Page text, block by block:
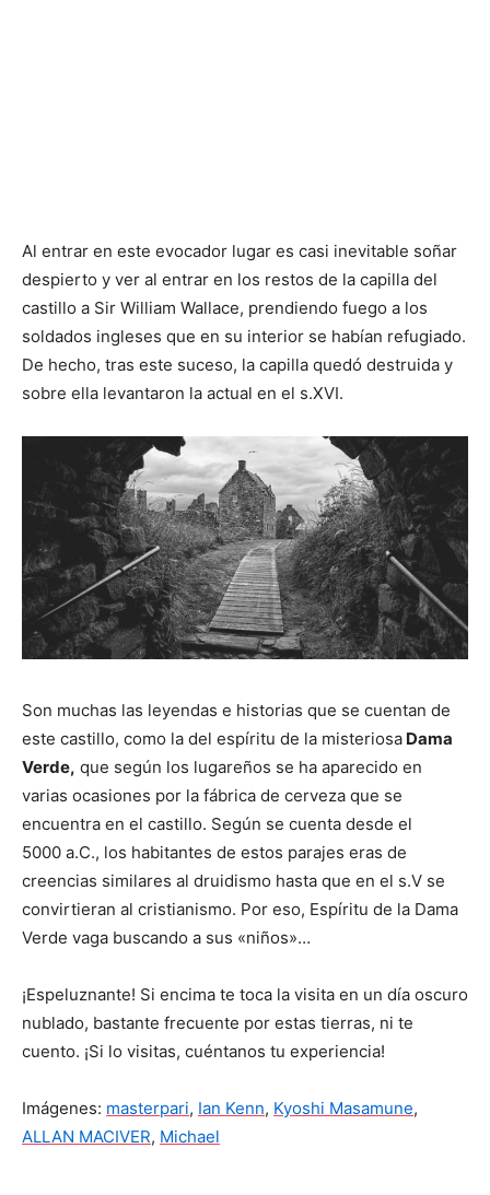
Al entrar en este evocador lugar es casi inevitable soñar
despierto y ver al entrar en los restos de la capilla del
castillo a Sir William Wallace, prendiendo fuego a los
soldados ingleses que en su interior se habían refugiado.
De hecho, tras este suceso, la capilla quedó destruida y
sobre ella levantaron la actual en el s.XVI.
Son muchas las leyendas e historias que se cuentan de
este castillo, como la del espíritu de la misteriosa Dama
Verde, que según los lugareños se ha aparecido en
varias ocasiones por la fábrica de cerveza que se
encuentra en el castillo. Según se cuenta desde el
5000 a.C., los habitantes de estos parajes eras de
creencias similares al druidismo hasta que en el s.V se
convirtieran al cristianismo. Por eso, Espíritu de la Dama
Verde vaga buscando a sus «niños»…
¡Espeluznante! Si encima te toca la visita en un día oscuro
nublado, bastante frecuente por estas tierras, ni te
cuento. ¡Si lo visitas, cuéntanos tu experiencia!
Imágenes: masterpari, Ian Kenn, Kyoshi Masamune,
ALLAN MACIVER, Michael